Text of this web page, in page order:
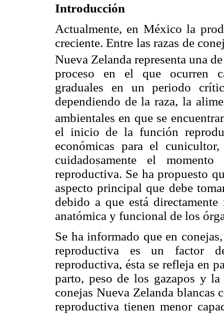
Introducción
Actualmente, en México la
creciente. Entre las razas de
Nueva Zelanda representa una
proceso en el que ocurren
graduales en un periodo
dependiendo de la raza, la
ambientales en que se
el inicio de la función
económicas para el
cuidadosamente el
reproductiva. Se ha propuesto
aspecto principal que debe
debido a que está
anatómica y funcional de los
Se ha informado que en
reproductiva es un factor
reproductiva, ésta se refleja en
parto, peso de los gazapos y
conejas Nueva Zelanda
reproductiva tienen menor